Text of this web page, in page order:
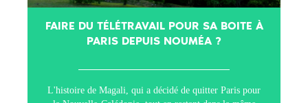
FAIRE DU TÉLÉTRAVAIL POUR SA BOITE À
PARIS DEPUIS NOUMÉA ?
L'histoire de Magali, qui a décidé de quitter Paris pour